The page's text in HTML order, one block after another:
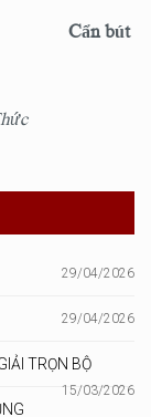
Cẩn bút
29/04/2026
29/04/2026
TRỌN BỘ
15/03/2026